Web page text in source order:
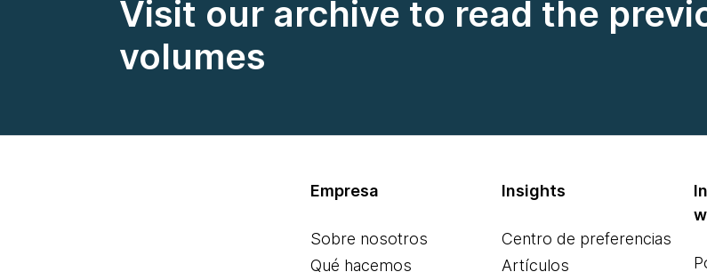
Visit our archive to read the
volumes
Empresa
Sobre nosotros
Qué hacemos
Insights
Centro de preferencias
Artículos